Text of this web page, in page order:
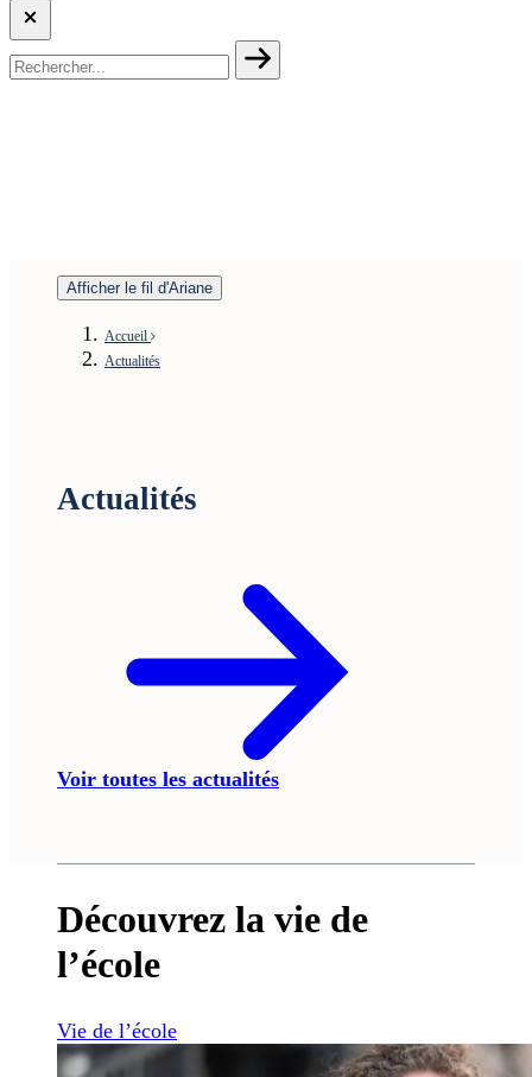
Afficher le fil d'Ariane
Accueil
Actualités
Actualités
Voir toutes les actualités
Découvrez la vie de
l’école
Vie de l’école